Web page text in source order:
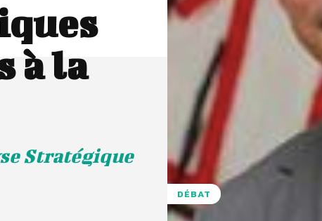
à la
Stratégique
DÉBAT